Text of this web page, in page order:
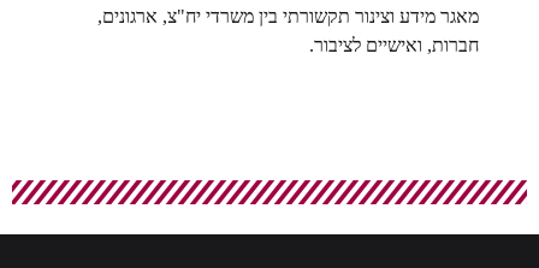
מאגר מידע וצינור תקשורתי בין משרדי יח"צ, ארגונים,
חברות, ואישיים לציבור.